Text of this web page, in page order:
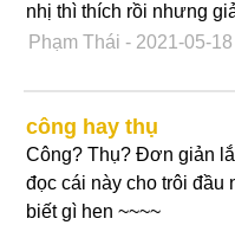
nhị thì thích rồi nhưng
Phạm Thái - 2021-05-18
công hay thụ
Công? Thụ? Đơn giản
đọc cái này cho trôi đầu
biết gì hen ~~~~